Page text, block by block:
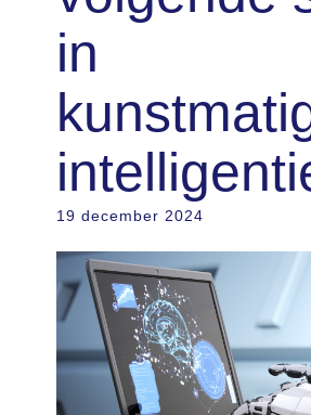
in
19 december 2024